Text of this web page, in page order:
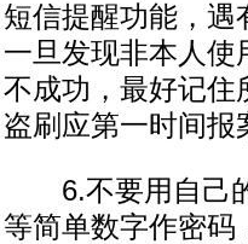
短信提醒功能，遇
一旦发现非本人使
不成功，最好记住
盗刷应第一时间报
6.不要用自己的
等简单数字作密码